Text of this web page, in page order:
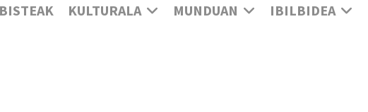
KULTURALA MUNDUAN IBILBIDEA